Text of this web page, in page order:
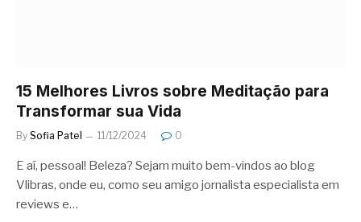
15 Melhores Livros sobre Meditação para
Transformar sua Vida
By Sofia Patel 11/12/2024 0
E aí, pessoal! Beleza? Sejam muito bem-vindos ao blog
Vlibras, onde eu, como seu amigo jornalista especialista em
reviews e…